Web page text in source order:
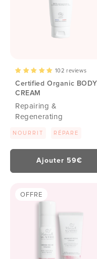
102 reviews
Certified Organic BODY
CREAM
Repairing &
Regenerating
NOURRIT RÉPARE
Ajouter 59€
OFFRE